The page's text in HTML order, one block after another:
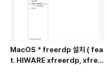
MacOS * freerdp 설치 ( fea
t. HIWARE xfreerdp, xfree